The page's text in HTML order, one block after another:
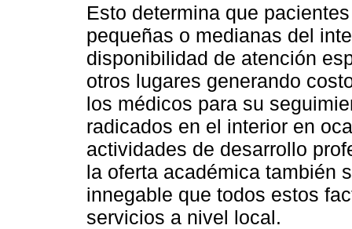
Esto determina que
pequeñas o medianas del
disponibilidad de atención
otros lugares generando
los médicos para su
radicados en el interior en
actividades de desarrollo
la oferta académica también
innegable que todos estos
servicios a nivel local.